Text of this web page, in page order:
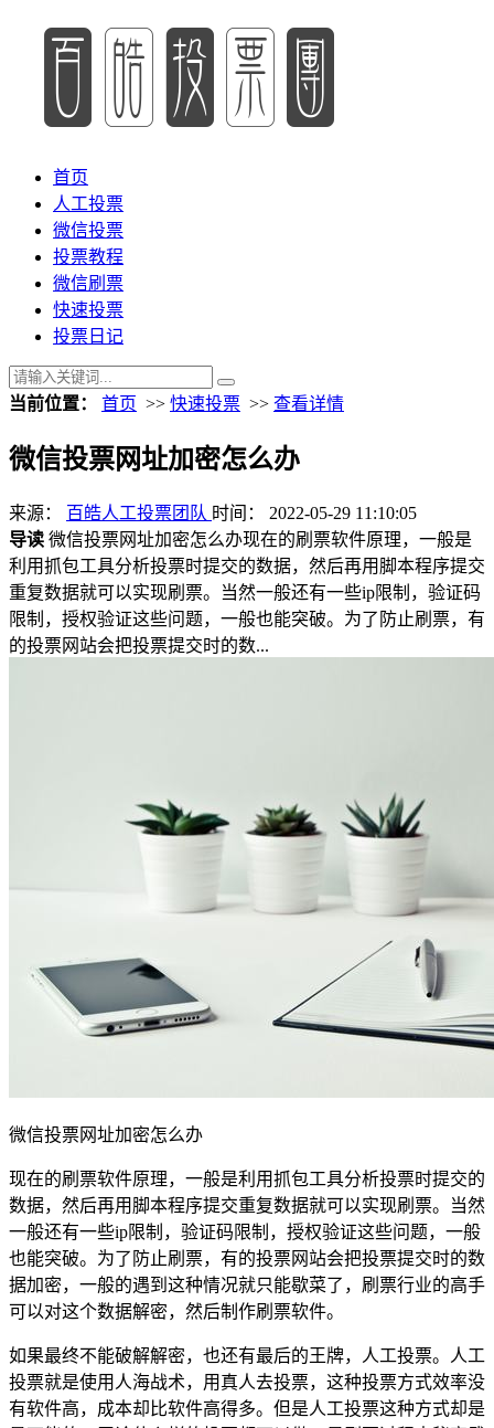
首页
人工投票
微信投票
投票教程
微信刷票
快速投票
投票日记
当前位置： 首页 >> 快速投票 >> 查看详情
微信投票网址加密怎么办
来源： 百皓人工投票团队 时间： 2022-05-29 11:10:05
导读 微信投票网址加密怎么办现在的刷票软件原理，一般是
利用抓包工具分析投票时提交的数据，然后再用脚本程序提交
重复数据就可以实现刷票。当然一般还有一些ip限制，验证码
限制，授权验证这些问题，一般也能突破。为了防止刷票，有
的投票网站会把投票提交时的数...
微信投票网址加密怎么办
现在的刷票软件原理，一般是利用抓包工具分析投票时提交的
数据，然后再用脚本程序提交重复数据就可以实现刷票。当然
一般还有一些ip限制，验证码限制，授权验证这些问题，一般
也能突破。为了防止刷票，有的投票网站会把投票提交时的数
据加密，一般的遇到这种情况就只能歇菜了，刷票行业的高手
可以对这个数据解密，然后制作刷票软件。
如果最终不能破解解密，也还有最后的王牌，人工投票。人工
投票就是使用人海战术，用真人去投票，这种投票方式效率没
有软件高，成本却比软件高得多。但是人工投票这种方式却是